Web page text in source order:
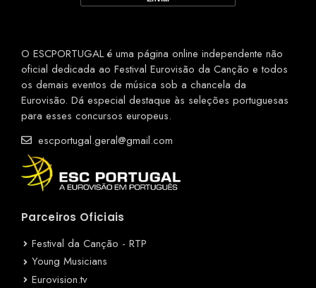
O ESCPORTUGAL é uma página online independente não
oficial dedicada ao Festival Eurovisão da Canção e todos
os demais eventos de música sob a chancela da
Eurovisão. Dá especial destaque às seleções portuguesas
para esses concursos europeus.
escportugal.geral@gmail.com
Parceiros Oficiais
Festival da Canção - RTP
Young Musicians
Eurovision.tv